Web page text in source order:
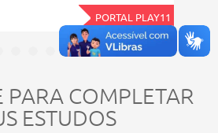
PORTAL PLAY11
PARA COMPLETAR
ESTUDOS